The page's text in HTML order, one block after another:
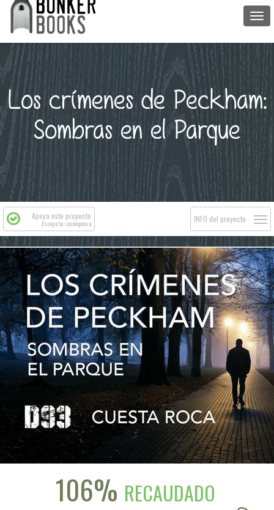
Los crímenes de Peckham:
Sombras en el Parque
Apoya este proyecto
Escoge tu recompensa INFO del proyecto
106% RECAUDADO